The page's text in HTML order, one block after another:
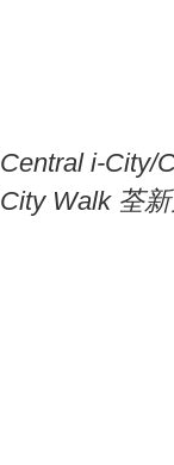
Central i-City/
City Walk 荃